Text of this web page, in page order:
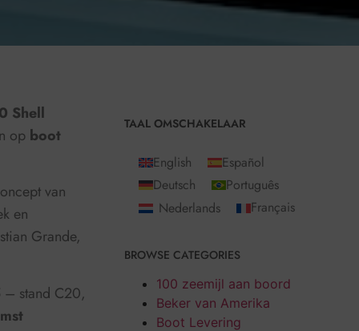
Shell
op boot
van
en
Grande,
– stand C20,
TAAL OMSCHAKELAAR
English
Español
Deutsch
Português
Nederlands
Français
BROWSE CATEGORIES
100 zeemijl aan boord
Beker van Amerika
Boot Levering